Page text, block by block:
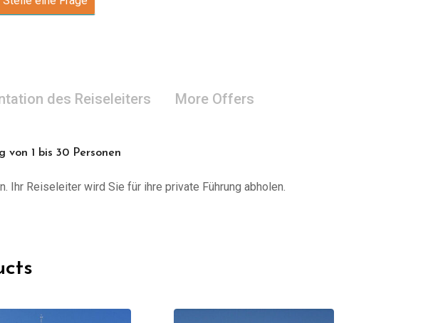
des Reiseleiters More Offers
von 1 bis 30 Personen
Ihr Reiseleiter wird Sie für ihre private Führung abholen.